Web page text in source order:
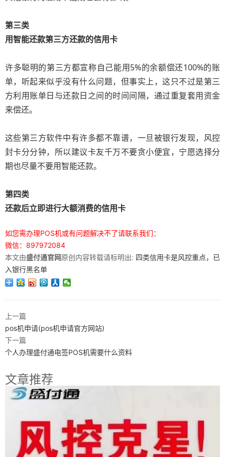
第三类
用智能还款第三方还款的信用卡
许多聪明的第三方都宣称自己能用5%的余额偿还100%的账
单，听起来似乎没有什么问题，但事实上，这只不过是第三
方利用账单日与还款日之间的时间间隔，通过重复套用资金
来偿还。
这些第三方软件中有许多都不靠谱，一旦被银行发现，风控
封卡分分钟，所以建议卡友千万不要贪小便宜，宁愿选择分
期也尽量不要用智能还款。
第四类
还款后立即进行大额消费的信用卡
如您需办理POS机或有问题解决不了请联系我们：
微信：897972084
本文由盛付通官网原创内容转载请标明出: 四类信用卡是风控重点，已
入银行黑名单
上一篇
pos机申请(pos机申请官方网站)
下一篇
个人办理盛付通电签POS机需要什么资料
文章推荐